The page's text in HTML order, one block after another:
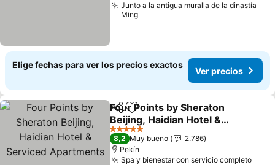
Junto a la antigua muralla de la dinastía
Ming
Elige fechas para ver los precios exactos
Ver precios
CompartirAgregar a favoritos
Four Points by Sheraton
Beijing, Haidian Hotel &
Serviced Apartments
5 Estrellas
8,2 Muy bueno
2.786
Pekín
Spa y bienestar con servicio completo